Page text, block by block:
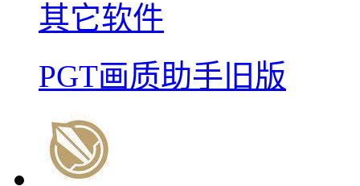
其它软件
PGT画质助手旧版